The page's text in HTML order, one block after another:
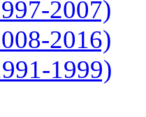
2007)
2016)
1999)